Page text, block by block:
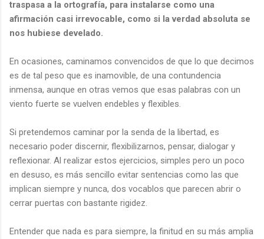
traspasa a la ortografía, para instalarse como una
afirmación casi irrevocable, como si la verdad absoluta se
nos hubiese develado.
En ocasiones, caminamos convencidos de que lo que decimos
es de tal peso que es inamovible, de una contundencia
inmensa, aunque en otras vemos que esas palabras con un
viento fuerte se vuelven endebles y flexibles.
Si pretendemos caminar por la senda de la libertad, es
necesario poder discernir, flexibilizarnos, pensar, dialogar y
reflexionar. Al realizar estos ejercicios, simples pero un poco
en desuso, es más sencillo evitar sentencias como las que
implican siempre y nunca, dos vocablos que parecen abrir o
cerrar puertas con bastante rigidez.
Entender que nada es para siempre, la finitud en su más amplia